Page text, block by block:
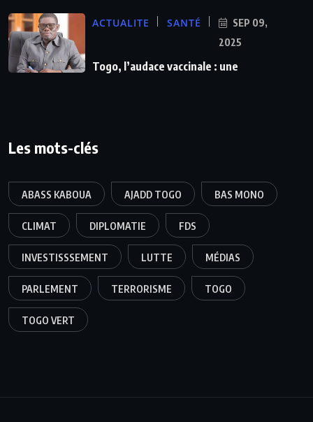
ACTUALITE SANTÉ
SEP 09,
2025
Togo, l’audace vaccinale : une
Les mots-clés
ABASS KABOUA AJADD TOGO BAS MONO
CLIMAT DIPLOMATIE FDS
INVESTISSSEMENT LUTTE MÉDIAS
PARLEMENT TERRORISME TOGO
TOGO VERT